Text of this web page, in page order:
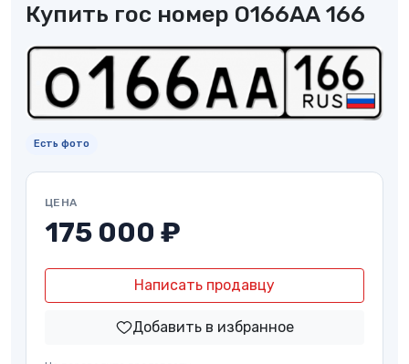
Купить гос номер О166АА 166
Есть фото
ЦЕНА
175 000 ₽
Написать продавцу
Добавить в избранное